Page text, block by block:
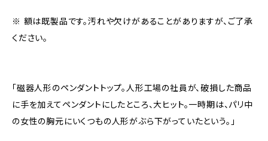
※ 額は既製品です。汚れや欠けがあることがありますが、ご了承
ください。
「磁器人形のペンダントトップ。人形工場の社員が、破損した商品
に手を加えてペンダントにしたところ、大ヒット。一時期は、パリ中
の女性の胸元にいくつもの人形がぶら下がっていたという。」